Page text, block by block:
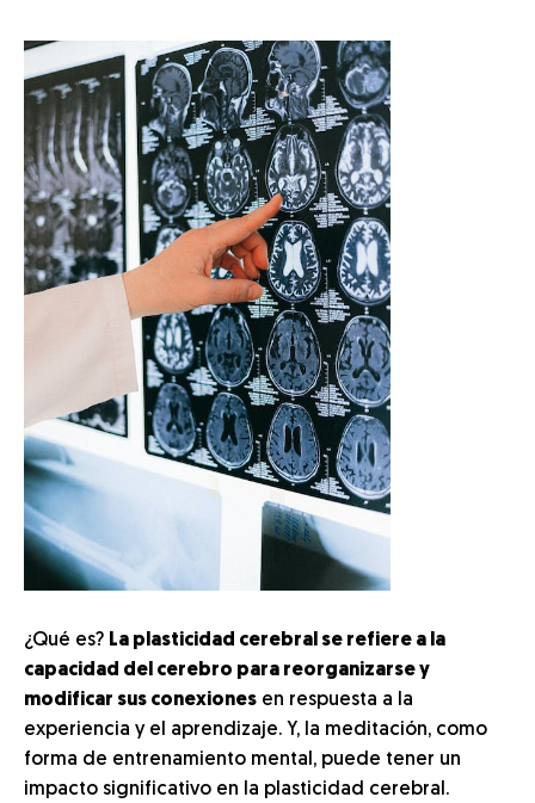
¿Qué es? La plasticidad cerebral se refiere a la
capacidad del cerebro para reorganizarse y
modificar sus conexiones en respuesta a la
experiencia y el aprendizaje. Y, la meditación, como
forma de entrenamiento mental, puede tener un
impacto significativo en la plasticidad cerebral.